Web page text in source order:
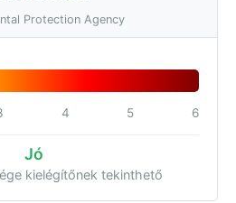
Protection Agency
4 5 6
Jó
kielégítőnek tekinthető